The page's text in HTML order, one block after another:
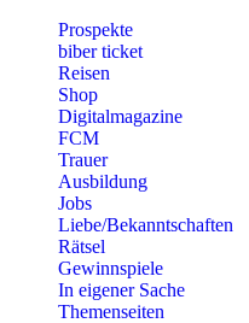
Prospekte
biber ticket
Reisen
Shop
Digitalmagazine
FCM
Trauer
Ausbildung
Jobs
Liebe/Bekanntschaften
Rätsel
Gewinnspiele
In eigener Sache
Themenseiten